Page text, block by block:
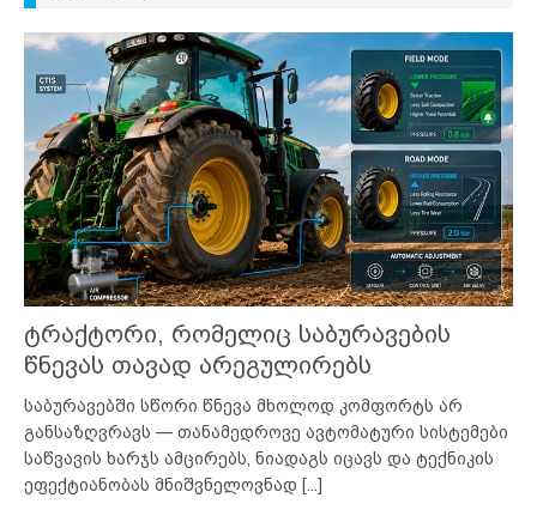
ტრაქტორი, რომელიც საბურავების
წნევას თავად არეგულირებს
საბურავებში სწორი წნევა მხოლოდ კომფორტს არ
განსაზღვრავს — თანამედროვე ავტომატური სისტემები
საწვავის ხარჯს ამცირებს, ნიადაგს იცავს და ტექნიკის
ეფექტიანობას მნიშვნელოვნად [...]